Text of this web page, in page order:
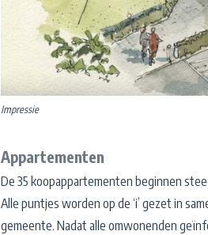
Impressie
Appartementen
De 35 koopappartementen beginnen
Alle puntjes worden op de ‘i’ gezet in
gemeente. Nadat alle omwonenden